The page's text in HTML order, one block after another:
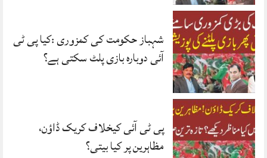
شہباز حکومت کی کمزوری :کیا پی ٹی
آئی دوبارہ بازی پلٹ سکتی ہے؟
پی ٹی آئی کیخلاف کریک ڈاؤن،
مظاہرین پر کیا بیتی؟